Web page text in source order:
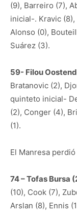
(9), Barreiro (7),
inicial-. Kravic
Alonso (0),
Suárez (3).
59- Filou
Bratanovic (2),
quinteto inicial-
(2), Conger (4),
(1).
El Manresa
74 – Tofas Bursa
(10), Cook (7),
Arslan (8), Ennis